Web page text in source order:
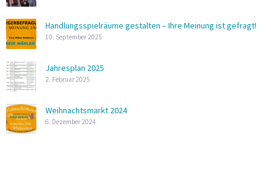
Handlungsspielräume gestalten – Ihre Meinung ist gefragt!
10. September 2025
Jahresplan 2025
2. Februar 2025
Weihnachtsmarkt 2024
6. Dezember 2024